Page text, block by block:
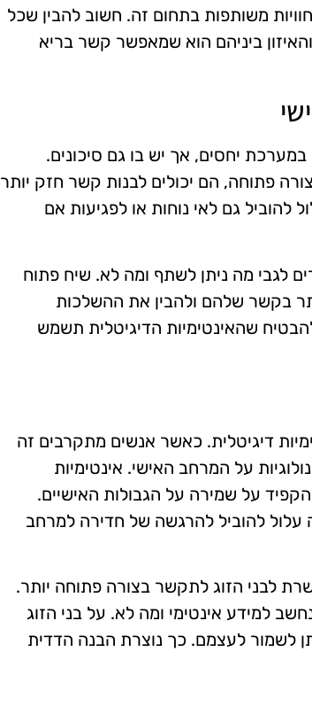
משותפות בתחום זה. חשוב להבין שכל
ביניהם הוא שמאפשר קשר בריא
במערכת יחסים, אך יש בו גם סיכונים.
פתוחה, הם יכולים לבנות קשר חזק יותר
להוביל גם לאי נוחות או לפגיעות אם
לגבי מה ניתן לשתף ומה לא. שיח פתוח
בקשר שלהם ולהבין את ההשלכות
שהאינטימיות הדיגיטלית תשמש
דיגיטלית. כאשר אנשים מתקרבים זה
על המרחב האישי. אינטימיות
על שמירה על הגבולות האישיים.
להוביל להרגשה של חדירה למרחב
לבני הזוג לתקשר בצורה פתוחה יותר.
למידע אינטימי ומה לא. על בני הזוג
לשמור לעצמם. כך נוצרת הבנה הדדית